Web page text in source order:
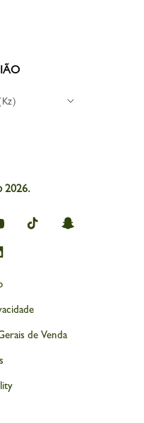
2026.
Longchamp
on
Longchamp
on
de Venda